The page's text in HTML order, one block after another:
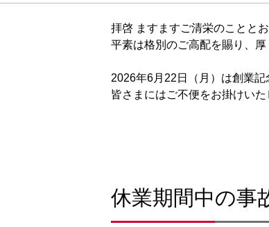
拝啓 ますますご清栄のことと
平素は格別のご高配を賜り、厚
2026年6月22日（月）は創業記
皆さまにはご不便をお掛けい
休業期間中の事